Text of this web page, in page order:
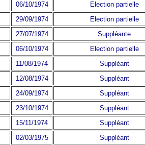
06/10/1974
Election partielle
29/09/1974
Election partielle
27/07/1974
Suppléante
06/10/1974
Election partielle
11/08/1974
Suppléant
12/08/1974
Suppléant
24/09/1974
Suppléant
23/10/1974
Suppléant
15/11/1974
Suppléant
02/03/1975
Suppléant